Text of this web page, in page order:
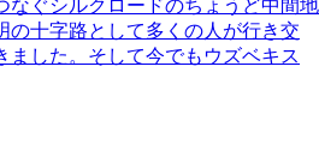
なぐシルクロードのちょうど中間地
の十字路として多くの人が行き交
ました。そして今でもウズベキス